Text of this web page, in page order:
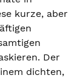
kurze, aber
Der
dichten,